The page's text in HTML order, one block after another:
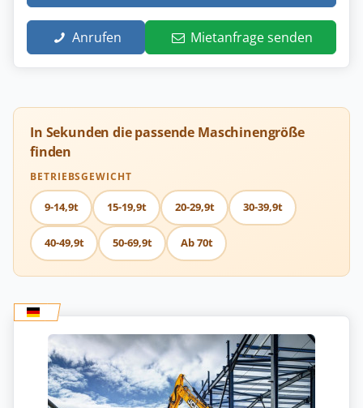
Anrufen Mietanfrage senden
In Sekunden die passende Maschinengröße
finden
BETRIEBSGEWICHT
9-14,9t 15-19,9t 20-29,9t 30-39,9t
40-49,9t 50-69,9t Ab 70t